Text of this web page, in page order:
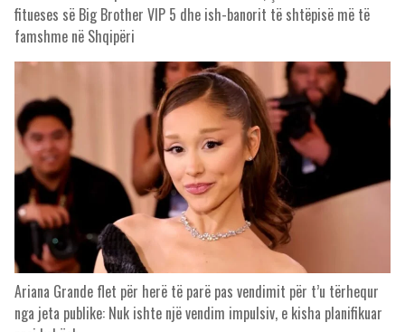
fitueses së Big Brother VIP 5 dhe ish-banorit të shtëpisë më të
famshme në Shqipëri
Ariana Grande flet për herë të parë pas vendimit për t’u tërhequr
nga jeta publike: Nuk ishte një vendim impulsiv, e kisha planifikuar